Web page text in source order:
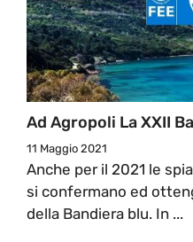
Ad Agropoli La XXII
11 Maggio 2021
Anche per il 2021 le
si confermano ed
della Bandiera blu. In ...